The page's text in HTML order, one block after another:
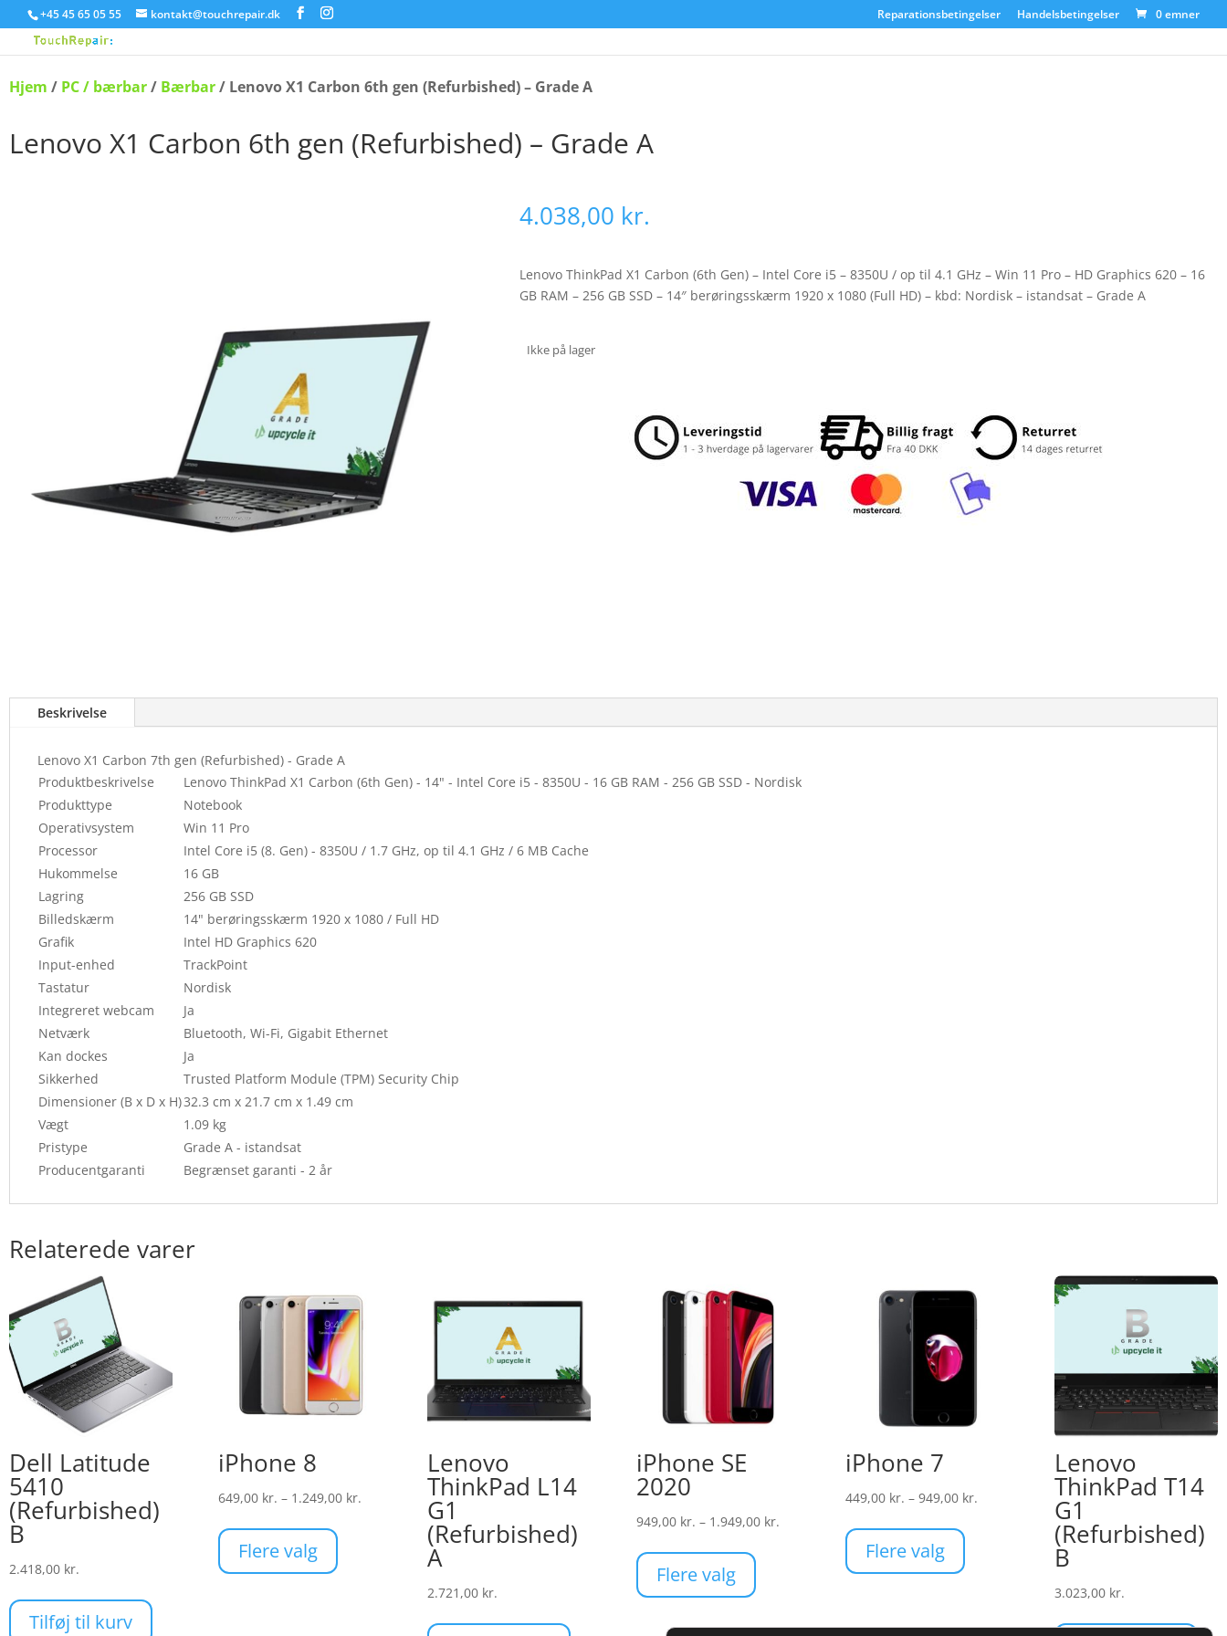
+45 45 65 05 55 kontakt@touchrepair.dk Reparationsbetingelser Handelsbetingelser 0 emner
Hjem / PC / bærbar/ Bærbar/ Lenovo X1 Carbon 6th gen (Refurbished) – Grade A
Lenovo X1 Carbon 6th gen (Refurbished) – Grade A
4.038,00 kr.
Lenovo ThinkPad X1 Carbon (6th Gen) – Intel Core i5 – 8350U / op til 4.1 GHz – Win 11 Pro – HD Graphics 620 – 16
GB RAM – 256 GB SSD – 14″ berøringsskærm 1920 x 1080 (Full HD) – kbd: Nordisk – istandsat – Grade A
Ikke på lager
Beskrivelse
Lenovo X1 Carbon 7th gen (Refurbished) - Grade A
Produktbeskrivelse
Lenovo ThinkPad X1 Carbon (6th Gen) - 14" - Intel Core i5 - 8350U - 16 GB RAM - 256 GB SSD - Nordisk
Produkttype
Notebook
Operativsystem
Win 11 Pro
Processor
Intel Core i5 (8. Gen) - 8350U / 1.7 GHz, op til 4.1 GHz / 6 MB Cache
Hukommelse
16 GB
Lagring
256 GB SSD
Billedskærm
14" berøringsskærm 1920 x 1080 / Full HD
Grafik
Intel HD Graphics 620
Input-enhed
TrackPoint
Tastatur
Nordisk
Integreret webcam
Ja
Netværk
Bluetooth, Wi-Fi, Gigabit Ethernet
Kan dockes
Ja
Sikkerhed
Trusted Platform Module (TPM) Security Chip
Dimensioner (B x D x H)32.3 cm x 21.7 cm x 1.49 cm
Vægt
1.09 kg
Pristype
Grade A - istandsat
Producentgaranti
Begrænset garanti - 2 år
Relaterede varer
Dell Latitude
5410
(Refurbished)
B
2.418,00 kr.
Tilføj til kurv
iPhone 8
649,00 kr. – 1.249,00 kr. Prisinterval:
1.249,00 kr.
Flere valg
har
Lenovo
ThinkPad L14
G1
(Refurbished)
A
2.721,00 kr.
iPhone SE
2020
949,00 kr. – 1.949,00 kr.
Flere valg
har
iPhone 7
449,00 kr. – 949,00 kr.
Flere valg
har
Lenovo
ThinkPad T14
G1
(Refurbished)
B
3.023,00 kr.